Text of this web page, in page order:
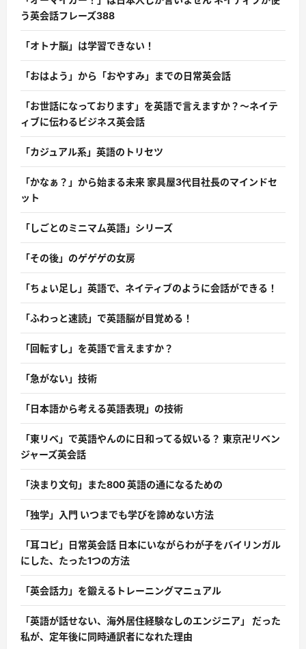
う英会話フレーズ388
「オトナ脳」は学習できない！
「おはよう」から「おやすみ」までの日常英会話
「お世話になっております」を英語で言えますか？〜ネイテ
ィブに伝わるビジネス英会話
「カジュアル系」英語のトリセツ
「かなぁ？」から始まる未来 家具屋3代目社長のマインドセ
ット
「しごとのミニマム英語」シリーズ
「その後」のゲゲゲの女房
「ちょい足し」英語で、ネイティブのように会話ができる！
「ふわっと速読」で英語脳が目覚める！
「回転すし」を英語で言えますか？
「急がない」技術
「日本語から考える英語表現」の技術
「東リベ」で英語やんのに日和ってる奴いる？ 東京卍リベン
ジャーズ英会話
「決まり文句」また800 英語の通になるための
「独学」入門 いつまでも学びを諦めない方法
「耳コピ」日常英会話 日本にいながらわが子をバイリンガル
にした、たった1つの方法
「英会話力」を鍛えるトレーニングマニュアル
「英語が話せない、海外居住経験なしのエンジニア」 だった
私が、定年後に同時通訳者になれた理由